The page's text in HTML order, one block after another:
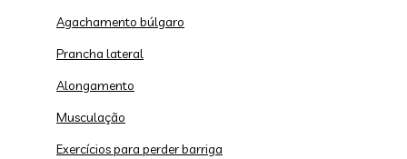
Agachamento búlgaro
Prancha lateral
Alongamento
Musculação
Exercícios para perder barriga